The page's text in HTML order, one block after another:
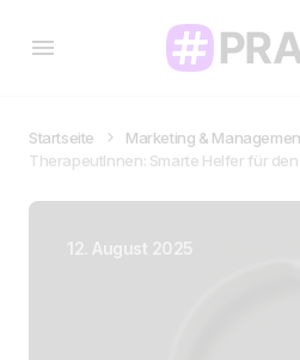
Startseite Marketing &
TherapeutInnen: Smarte Helfer für
12. August 2025